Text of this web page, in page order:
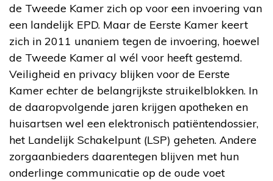
de Tweede Kamer zich op voor een invoering van
een landelijk EPD. Maar de Eerste Kamer keert
zich in 2011 unaniem tegen de invoering, hoewel
de Tweede Kamer al wél voor heeft gestemd.
Veiligheid en privacy blijken voor de Eerste
Kamer echter de belangrijkste struikelblokken. In
de daaropvolgende jaren krijgen apotheken en
huisartsen wel een elektronisch patiëntendossier,
het Landelijk Schakelpunt (LSP) geheten. Andere
zorgaanbieders daarentegen blijven met hun
onderlinge communicatie op de oude voet